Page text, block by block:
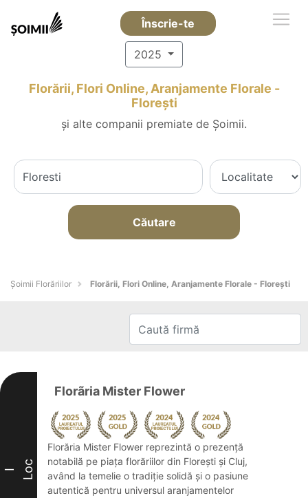
Înscrie-te
2025
Florării, Flori Online, Aranjamente Florale -
Floreşti
și alte companii premiate de Șoimii.
Căutare
Șoimii Florăriilor Florării, Flori Online, Aranjamente Florale - Floreşti
I Loc
Florãria Mister Flower
Florăria Mister Flower reprezintă o prezență
notabilă pe piața florăriilor din Florești și Cluj,
având la temelie o tradiție solidă și o pasiune
autentică pentru universul aranjamentelor